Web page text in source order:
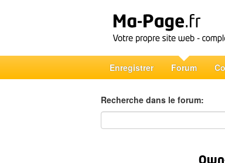
Enregistrer Forum
Recherche dans le forum:
Recherche dans le forum